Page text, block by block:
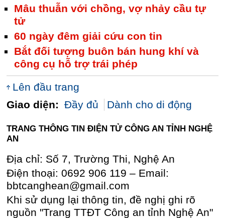
Mâu thuẫn với chồng, vợ nhảy cầu tự
tử
60 ngày đêm giải cứu con tin
Bắt đối tượng buôn bán hung khí và
công cụ hỗ trợ trái phép
Lên đầu trang
Giao diện: Đầy đủ Dành cho di động
TRANG THÔNG TIN ĐIỆN TỬ CÔNG AN TỈNH NGHỆ
AN
Địa chỉ: Số 7, Trường Thi, Nghệ An
Điện thoại: 0692 906 119 – Email:
bbtcanghean@gmail.com
Khi sử dụng lại thông tin, đề nghị ghi rõ
nguồn "Trang TTĐT Công an tỉnh Nghệ An"